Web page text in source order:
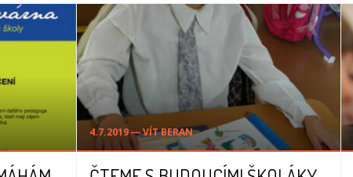
4.7.2019 ― VÍT BERAN